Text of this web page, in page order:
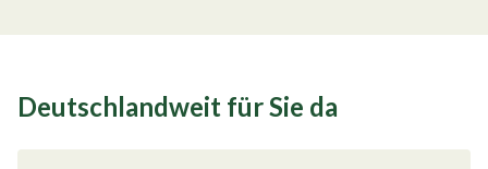
Deutschlandweit für Sie da